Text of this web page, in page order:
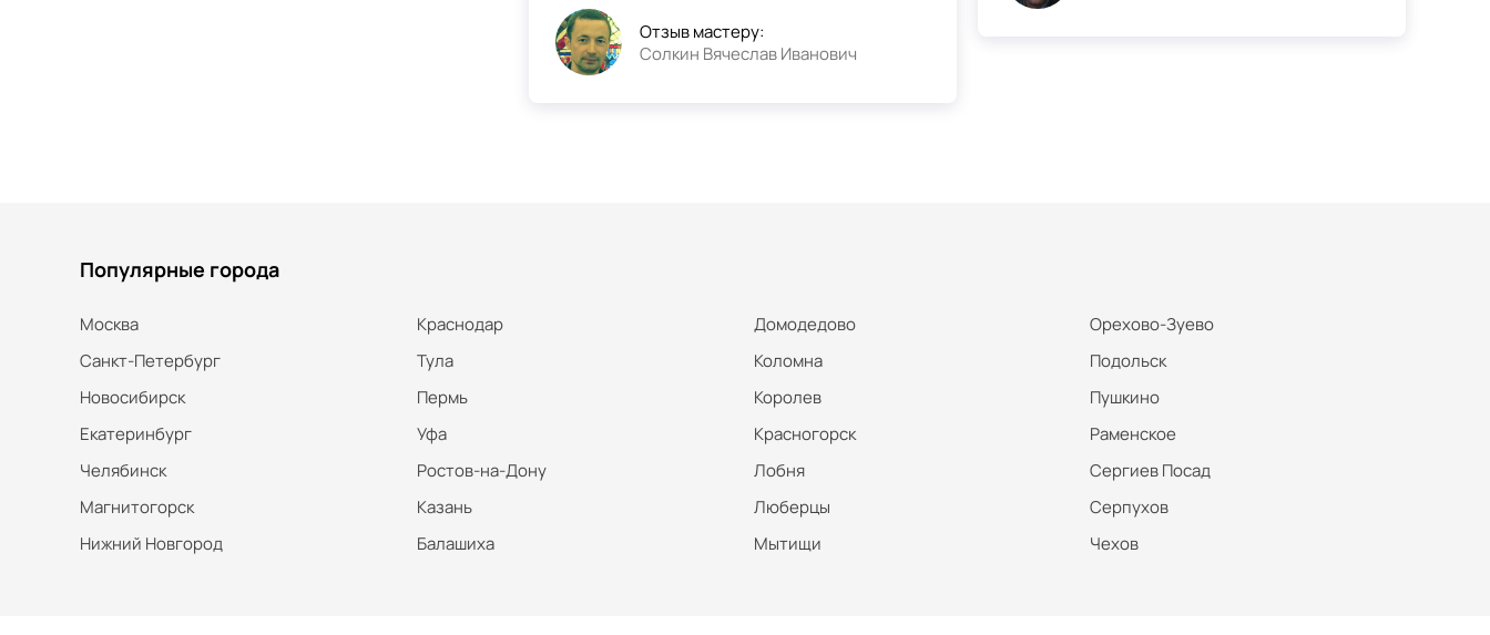
Отзыв мастеру:
Солкин Вячеслав Иванович
Популярные города
Москва
Санкт-Петербург
Новосибирск
Екатеринбург
Челябинск
Магнитогорск
Нижний Новгород
Краснодар
Тула
Пермь
Уфа
Ростов-на-Дону
Казань
Балашиха
Домодедово
Коломна
Королев
Красногорск
Лобня
Люберцы
Мытищи
Орехово-Зуево
Подольск
Пушкино
Раменское
Сергиев Посад
Серпухов
Чехов